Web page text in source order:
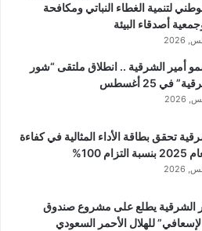
لتنمية الغطاء النباتي ومكافحة
أصدقاء البيئة
أمير الشرقية .. انطلاق ملتقى “شور
في 25 أغسطس
تحقق بطاقة الأداء المثالية في كفاءة
100%
الشرقية يطلع على مشروع صندوق
للهلال الأحمر السعودي